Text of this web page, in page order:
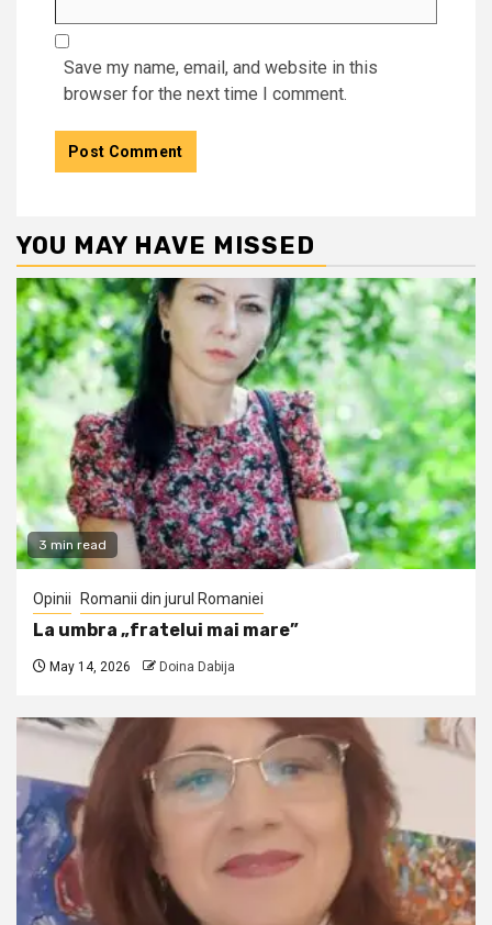
Save my name, email, and website in this
browser for the next time I comment.
YOU MAY HAVE MISSED
3 min read
Opinii Romanii din jurul Romaniei
La umbra „fratelui mai mare”
May 14, 2026 Doina Dabija